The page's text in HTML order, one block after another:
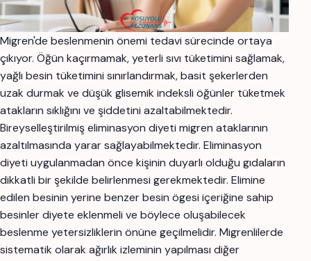
Migren'de beslenmenin önemi tedavi sürecinde ortaya
çıkıyor. Öğün kaçırmamak, yeterli sıvı tüketimini sağlamak,
yağlı besin tüketimini sınırlandırmak, basit şekerlerden
uzak durmak ve düşük glisemik indeksli öğünler tüketmek
atakların sıklığını ve şiddetini azaltabilmektedir.
Bireyselleştirilmiş eliminasyon diyeti migren ataklarının
azaltılmasında yarar sağlayabilmektedir. Eliminasyon
diyeti uygulanmadan önce kişinin duyarlı olduğu gıdaların
dikkatli bir şekilde belirlenmesi gerekmektedir. Elimine
edilen besinin yerine benzer besin ögesi içeriğine sahip
besinler diyete eklenmeli ve böylece oluşabilecek
beslenme yetersizliklerin önüne geçilmelidir. Migrenlilerde
sistematik olarak ağırlık izleminin yapılması diğer